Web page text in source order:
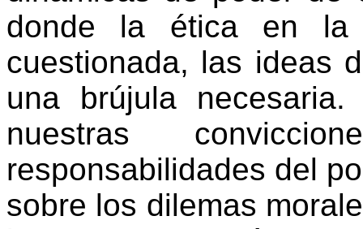
donde la ética en la
cuestionada, las ideas
una brújula
nuestras
responsabilidades del
sobre los dilemas